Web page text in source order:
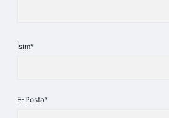
İsim*
E-Posta*